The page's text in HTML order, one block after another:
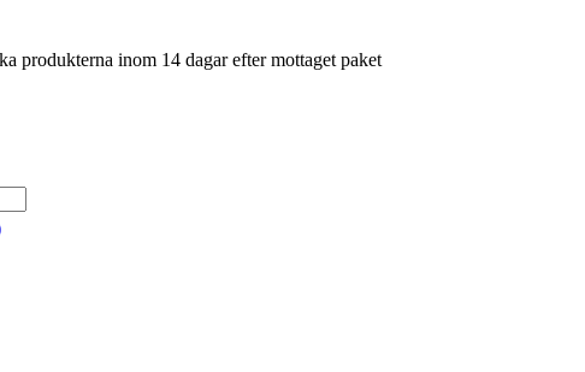
produkterna inom 14 dagar efter mottaget paket